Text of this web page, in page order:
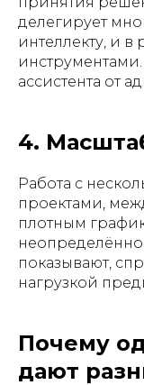
делегирует
интеллекту, и в
ассистента от
4.
Работа с
проектами,
плотным
показывают,
нагрузкой
Почему
дают